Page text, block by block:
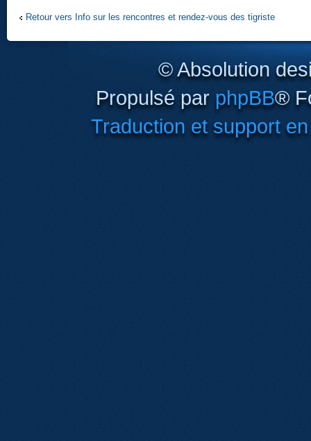
Retour vers Info sur les rencontres et rendez-vous des tigriste
© Absolution
Propulsé par phpBB®
Traduction et support